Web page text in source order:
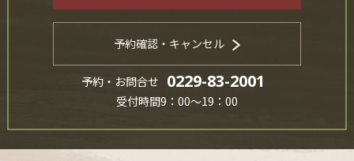
予約確認・キャンセル
予約・お問合せ 0229-83-2001
受付時間9：00～19：00